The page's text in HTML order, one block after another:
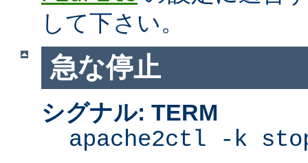
して下さい。
急な停止
シグナル: TERM
apache2ctl -k